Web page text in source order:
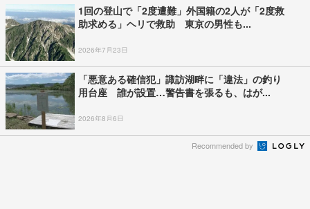
1回の登山で「2度遭難」外国籍の2人が「2度救
助求める」ヘリで救助 東京の男性も...
2026年7月23日
「悪意ある確信犯」諏訪湖畔に「違法」の釣り
用台座 誰が設置…警告書を張るも、はが...
2026年8月6日
Recommended by